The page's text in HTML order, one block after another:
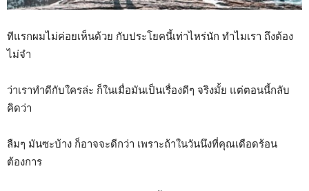
ทีแรกผมไม่ค่อยเห็นด้วย กับประโยคนี้เท่าไหร่นัก ทำไมเรา ถึงต้อง
ไม่จำ
ว่าเราทำดีกับใครล่ะ ก็ในเมื่อมันเป็นเรื่องดีๆ จริงมั้ย แต่ตอนนี้กลับ
คิดว่า
ลืมๆ มันซะบ้าง ก็อาจจะดีกว่า เพราะถ้าในวันนึงที่คุณเดือดร้อน
ต้องการ